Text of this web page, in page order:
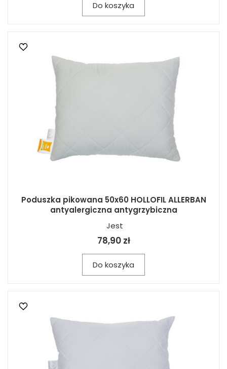
Do koszyka
Poduszka pikowana 50x60 HOLLOFIL ALLERBAN
antyalergiczna antygrzybiczna
Jest
78,90 zł
Do koszyka